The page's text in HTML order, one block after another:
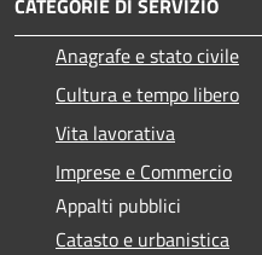
CATEGORIE DI SERVIZIO
Anagrafe e stato civile
Cultura e tempo libero
Vita lavorativa
Imprese e Commercio
Appalti pubblici
Catasto e urbanistica